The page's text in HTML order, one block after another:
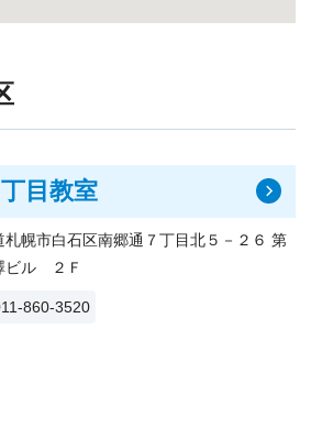
目教室
札幌市白石区南郷通７丁目北５－２６ 第
ビル ２Ｆ
860-3520